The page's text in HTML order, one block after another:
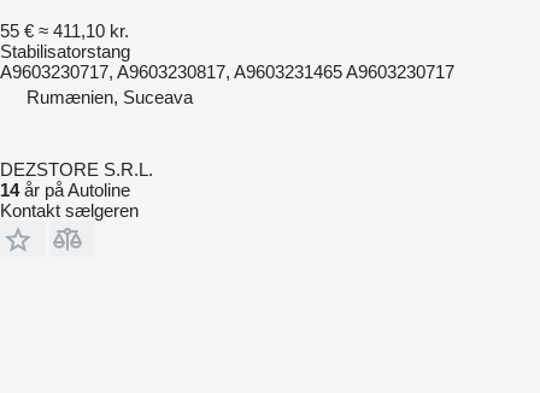
55 € ≈ 411,10 kr.
Stabilisatorstang
A9603230717, A9603230817, A9603231465 A9603230717
Rumænien, Suceava
DEZSTORE S.R.L.
14år på Autoline
Kontakt sælgeren